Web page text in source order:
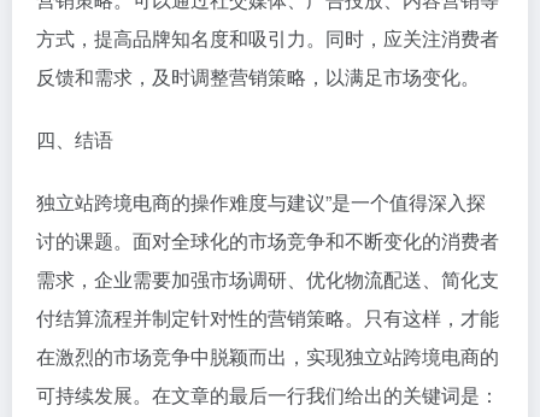
方式，提高品牌知名度和吸引力。同时，应关注消费者
反馈和需求，及时调整营销策略，以满足市场变化。
四、结语
独立站跨境电商的操作难度与建议”是一个值得深入探
讨的课题。面对全球化的市场竞争和不断变化的消费者
需求，企业需要加强市场调研、优化物流配送、简化支
付结算流程并制定针对性的营销策略。只有这样，才能
在激烈的市场竞争中脱颖而出，实现独立站跨境电商的
可持续发展。在文章的最后一行我们给出的关键词是：